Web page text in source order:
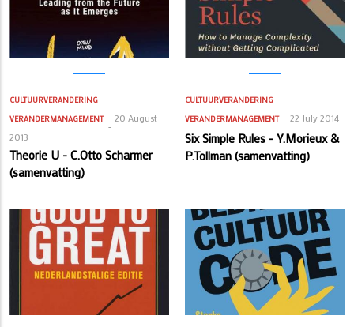
CULTUURVERANDERING
VERANDERMANAGEMENT
20 August
2013
Theorie U - C.Otto Scharmer
(samenvatting)
CULTUURVERANDERING
VERANDERMANAGEMENT
22 July 2014
Six Simple Rules - Y.Morieux &
P.Tollman (samenvatting)